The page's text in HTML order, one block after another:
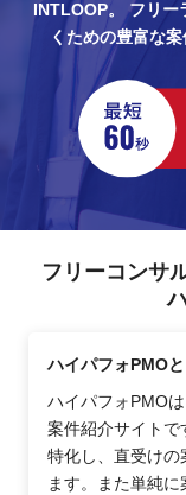
INTLOOP。
フリー
くための豊富な
フリーコンサ
ハイパフォPMO
ハイパフォPMO
案件紹介サイトで
特化し、直受けの
ます。また単純